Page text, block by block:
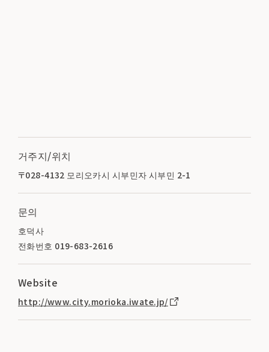
거주지/위치
〒028-4132 모리오카시 시부민자 시부민 2-1
문의
호덕사
전화번호 019-683-2616
Website
http://www.city.morioka.iwate.jp/